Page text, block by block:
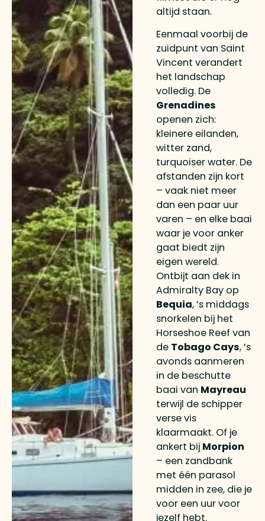
altijd staan.
Eenmaal voorbij de
zuidpunt van Saint
Vincent verandert
het landschap
volledig. De
Grenadines
openen zich:
kleinere eilanden,
witter zand,
turquoiser water. De
afstanden zijn kort
– vaak niet meer
dan een paar uur
varen – en elke baai
waar je voor anker
gaat biedt zijn
eigen wereld.
Ontbijt aan dek in
Admiralty Bay op
Bequia, ’s middags
snorkelen bij het
Horseshoe Reef van
de Tobago Cays, ’s
avonds aanmeren
in de beschutte
baai van Mayreau
terwijl de schipper
verse vis
klaarmaakt. Of je
ankert bij Morpion
– een zandbank
met één parasol
midden in zee, die je
voor een uur voor
jezelf hebt.